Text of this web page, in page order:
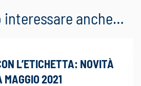
interessare anche…
L’ETICHETTA: NOVITÀ
MAGGIO 2021